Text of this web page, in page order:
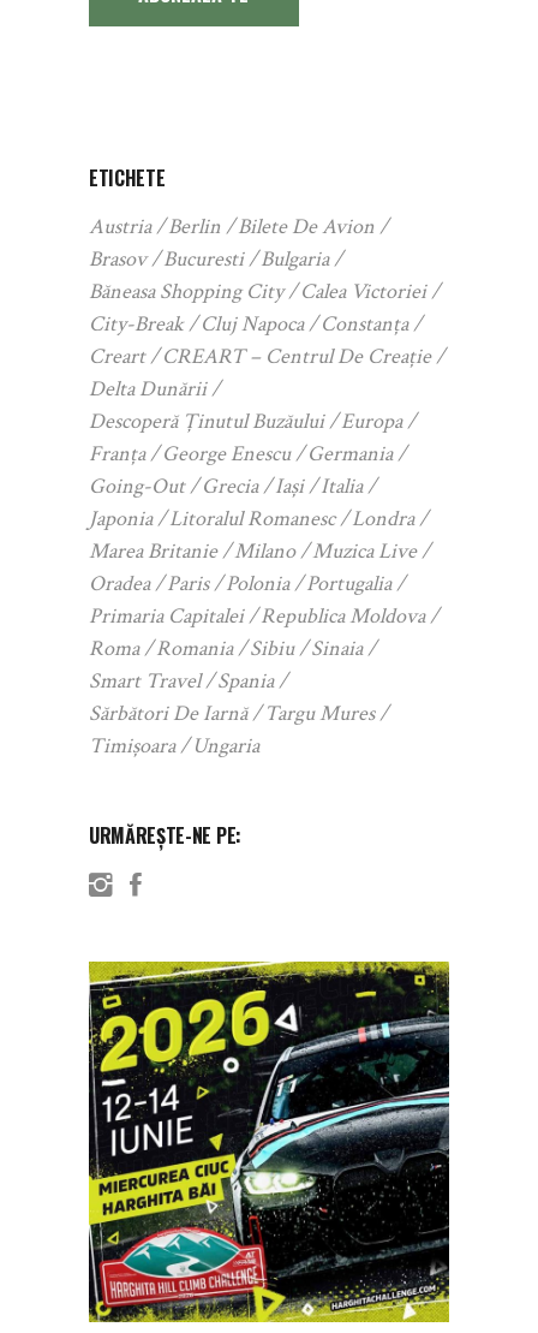
ETICHETE
Austria Berlin
Bilete De Avion
Brasov
Bucuresti
Bulgaria
Băneasa Shopping City
Calea Victoriei
City-Break
Cluj Napoca
Constanța
Creart
CREART – Centrul De Creație
Delta Dunării
Descoperă Ținutul Buzăului
Europa
Franța
George Enescu
Germania
Going-Out
Grecia Iași
Italia
Japonia
Litoralul Romanesc
Londra
Marea Britanie
Milano
Muzica Live
Oradea
Paris Polonia
Portugalia
Primaria Capitalei
Republica Moldova
Roma
Romania Sibiu
Sinaia
Smart Travel
Spania
Sărbători De Iarnă
Targu Mures
Timișoara
Ungaria
URMĂREȘTE-NE PE: